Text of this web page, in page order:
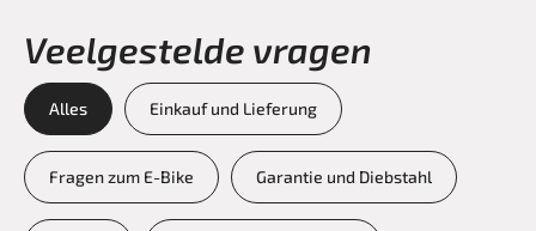
Veelgestelde vragen
Alles Einkauf und Lieferung
Fragen zum E-Bike Garantie und Diebstahl